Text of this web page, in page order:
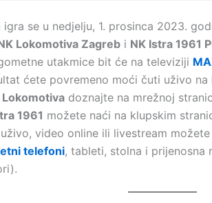
igra se u nedjelju, 1. prosinca 2023.
Lokomotiva Zagreb i NK Istra 1961
utakmice bit će na televiziji
ćete povremeno moći čuti uživo na
Lokomotiva doznajte na mrežnoj
1961 možete naći na klupskim
video online ili livestream
telefoni, tableti, stolna i prijenosna